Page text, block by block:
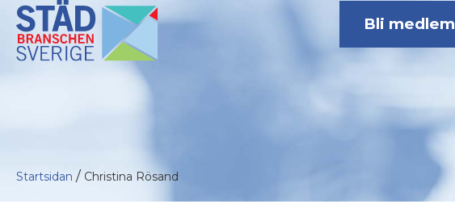
Bli medlem
Startsidan / Christina Rösand